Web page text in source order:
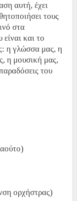
αυτή, έχει
τους
στα
και το
η γλώσσα μας, η
η μουσική μας,
του
ορχήστρας)